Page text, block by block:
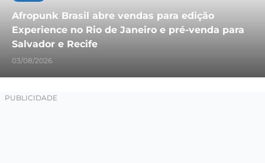
Afropunk Brasil abre vendas para edição
Experience no Rio de Janeiro e pré-venda para
Salvador e Recife
03/08/2026